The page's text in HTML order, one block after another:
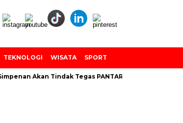
TEKNOLOGI WISATA SPORT
Akan Tindak Tegas PANTARLIH Yang Tembak